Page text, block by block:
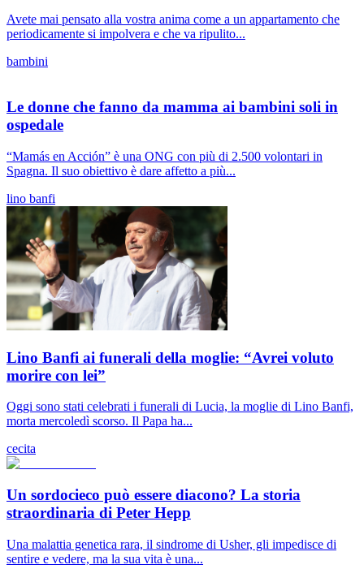
Avete mai pensato alla vostra anima come a un appartamento che
periodicamente si impolvera e che va ripulito...
bambini
Le donne che fanno da mamma ai bambini soli in
ospedale
“Mamás en Acción” è una ONG con più di 2.500 volontari in
Spagna. Il suo obiettivo è dare affetto a più...
lino banfi
Lino Banfi ai funerali della moglie: “Avrei voluto
morire con lei”
Oggi sono stati celebrati i funerali di Lucia, la moglie di Lino Banfi,
morta mercoledì scorso. Il Papa ha...
cecita
Un sordocieco può essere diacono? La storia
straordinaria di Peter Hepp
Una malattia genetica rara, il sindrome di Usher, gli impedisce di
sentire e vedere, ma la sua vita è una...